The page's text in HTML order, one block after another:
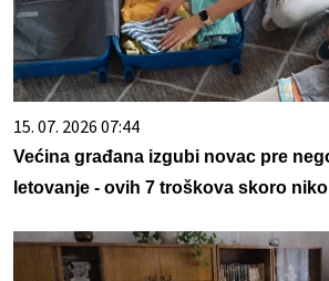
15. 07. 2026 07:44
Većina građana izgubi novac pre
letovanje - ovih 7 troškova skoro